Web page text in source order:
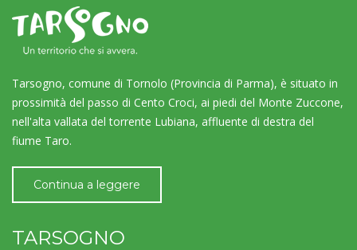
Tarsogno, comune di Tornolo (Provincia di Parma), è situato in
prossimità del passo di Cento Croci, ai piedi del Monte Zuccone,
nell'alta vallata del torrente Lubiana, affluente di destra del
fiume Taro.
Continua a leggere
TARSOGNO